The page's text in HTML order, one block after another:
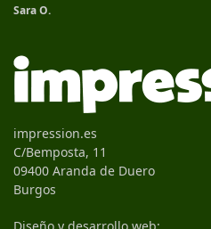
Sara O.
impression.es
C/Bemposta, 11
09400 Aranda de Duero
Burgos
Diseño y desarrollo web: